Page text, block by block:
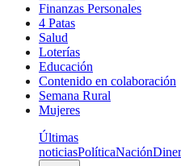
Finanzas Personales
4 Patas
Salud
Loterías
Educación
Contenido en colaboración
Semana Rural
Mujeres
Últimas
noticiasPolíticaNación